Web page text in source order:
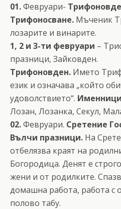
01.Февруари-
Трифоносване. Мъченик
лозарите и винарите.
1, 2 и 3-ти февруари –
празници, Зайковден.
Трифоновден. Името
език и означава „който
удоволствието“.
Лозан, Лозанка, Секул,
02.Февруари. Сретение
Вълчи празници. На
отбелязва краят на
Богородица. Денят е
жени и от родилките.
домашна работа, работа с
полово табу.